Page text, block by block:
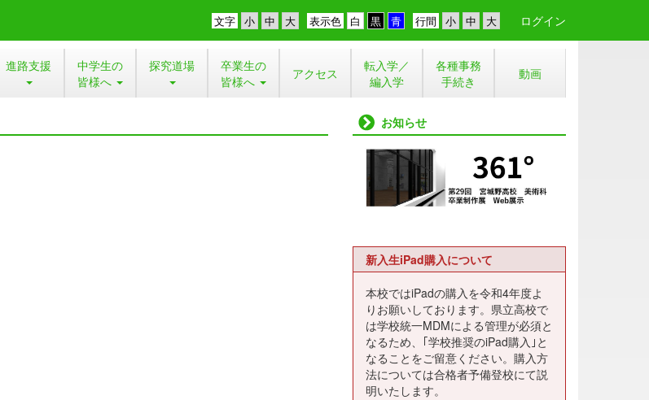
行間
表示色
文字 ログイン
進路支援
中学生の
皆様へ
探究道場
卒業生の
皆様へ
アクセス
転入学／
編入学
各種事務
手続き
動画
お知らせ
新入生iPad購入について
本校ではiPadの購入を令和4年度よ
りお願いしております。県立高校で
は学校統一MDMによる管理が必須と
なるため、｢学校推奨のiPad購入｣と
なることをご留意ください。購入方
法については合格者予備登校にて説
明いたします。